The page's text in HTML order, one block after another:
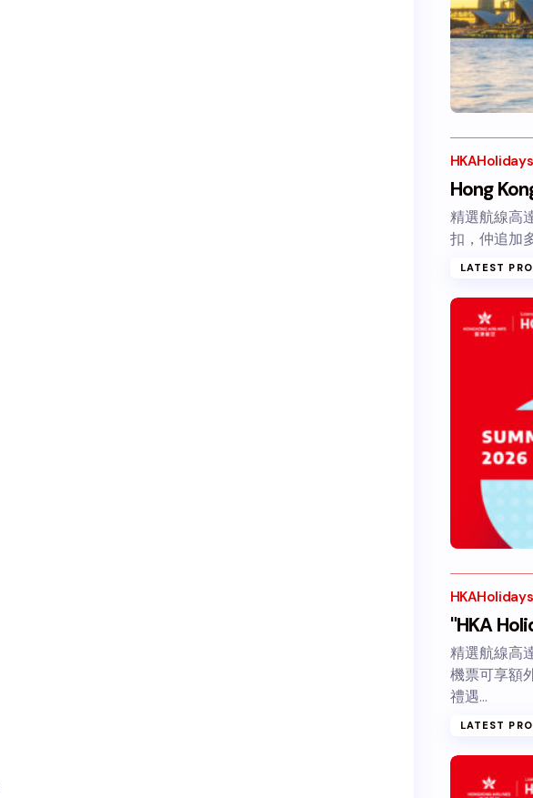
HKAHolidays
Hong
精選航線高
扣，仲追加
LATEST
HKAHolidays
"HKA
精選航線高
機票可享額
禮遇…
LATEST